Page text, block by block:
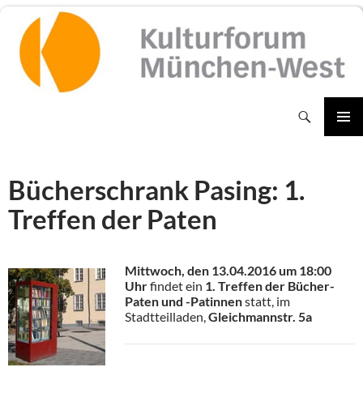
Inhalt
springen
Bücherschrank Pasing: 1.
Treffen der Paten
Mittwoch, den 13.04.2016 um 18:00
Uhrfindet ein 1. Treffen der Bücher-
Paten und -Patinnenstatt, im
Stadtteilladen,Gleichmannstr. 5a